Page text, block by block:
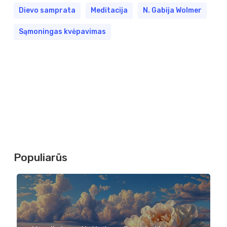
Dievo samprata Meditacija N. Gabija Wolmer
Sąmoningas kvėpavimas
Populiarūs